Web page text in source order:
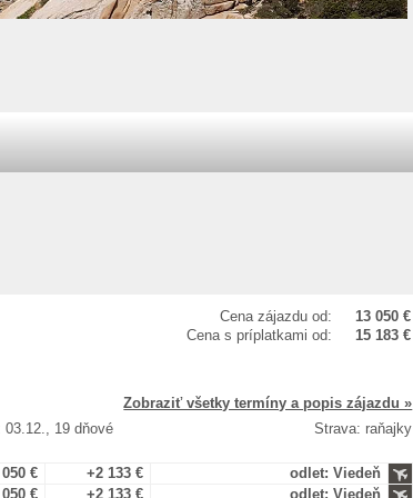
Cena zájazdu od:
13 050 €
Cena s príplatkami od:
15 183 €
Zobraziť všetky termíny a popis zájazdu »
03.12., 19 dňové
Strava: raňajky
050 € +2 133 €
odlet: Viedeň
050 € +2 133 € odlet: Viedeň